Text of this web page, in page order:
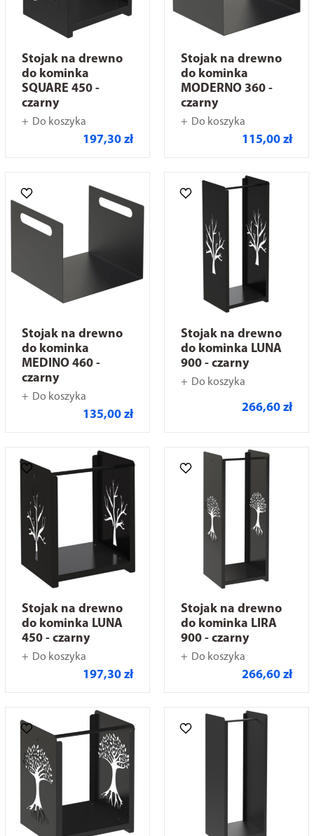
Stojak na drewno
do kominka
SQUARE 450 -
czarny
Do koszyka
197,30 zł
Stojak na drewno
do kominka
MODERNO 360 -
czarny
Do koszyka
115,00 zł
Stojak na drewno
do kominka
MEDINO 460 -
czarny
Do koszyka
135,00 zł
Stojak na drewno
do kominka LUNA
900 - czarny
Do koszyka
266,60 zł
Stojak na drewno
do kominka LUNA
450 - czarny
Do koszyka
197,30 zł
Stojak na drewno
do kominka LIRA
900 - czarny
Do koszyka
266,60 zł